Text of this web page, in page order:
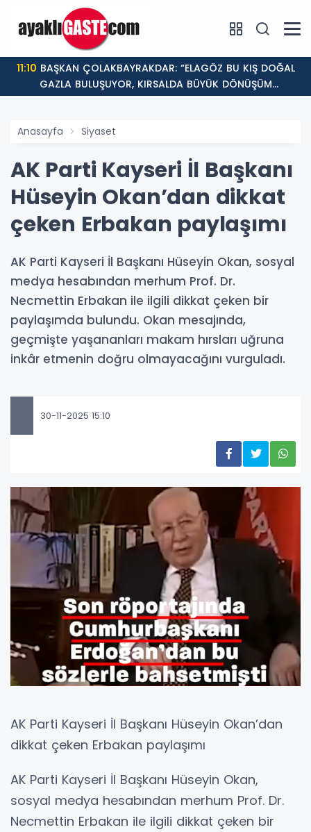
11:10
GAZLA BULUŞUYOR, KIRSALDA BÜYÜK DÖNÜŞÜM
BAŞLIYOR!”
Anasayfa Siyaset
AK Parti Kayseri İl Başkanı
Hüseyin Okan’dan dikkat
çeken Erbakan paylaşımı
AK Parti Kayseri İl Başkanı Hüseyin Okan, sosyal
medya hesabından merhum Prof. Dr.
Necmettin Erbakan ile ilgili dikkat çeken bir
paylaşımda bulundu. Okan mesajında,
geçmişte yaşananları makam hırsları uğruna
inkâr etmenin doğru olmayacağını vurguladı.
30-11-2025 15:10
AK Parti Kayseri İl Başkanı Hüseyin Okan’dan
dikkat çeken Erbakan paylaşımı
AK Parti Kayseri İl Başkanı Hüseyin Okan,
sosyal medya hesabından merhum Prof. Dr.
Necmettin Erbakan ile ilgili dikkat çeken bir